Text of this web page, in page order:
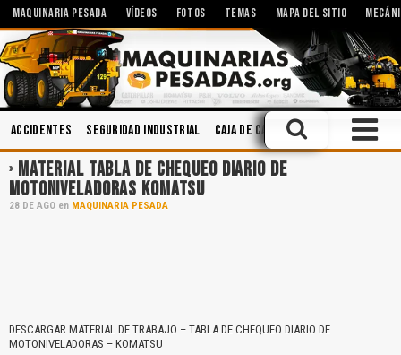
MAQUINARIA PESADA VÍDEOS FOTOS TEMAS MAPA DEL SITIO
Accidentes Seguridad Industrial Caja de Cambios Sistemas
MATERIAL TABLA DE CHEQUEO DIARIO DE
MOTONIVELADORAS KOMATSU
28 DE AGO en MAQUINARIA PESADA
DESCARGAR MATERIAL DE TRABAJO – TABLA DE CHEQUEO DIARIO DE
MOTONIVELADORAS – KOMATSU